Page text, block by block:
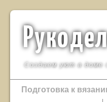
Создаем уют в доме
Подготовка к